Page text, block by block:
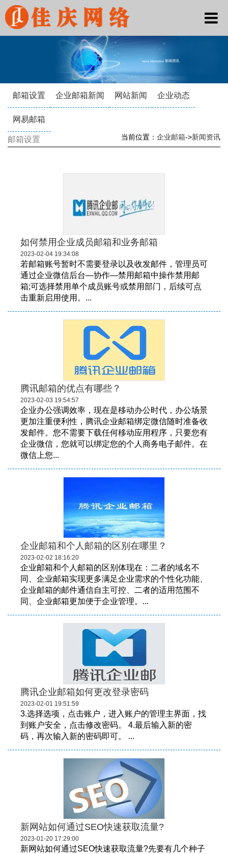
邮箱设置 企业邮箱新闻 网站新闻 企业动态
网易邮箱
邮箱设置 当前位置： 企业邮箱->新闻资讯
如何禁用企业成员邮箱和业务邮箱
2023-02-04 19:34:08
若邮箱账号暂时不需要登录以及收发邮件，管理员可
通过企业微信后台—协作—禁用邮箱中操作禁用邮
箱;可选择禁用单个成员账号或禁用部门，后续可点
击重新启用使用。...
腾讯邮箱的优点有哪些？
2023-02-03 19:54:57
企业办公强调效率，现在是移动办公时代，办公场景
更加注重便利性，腾讯企业邮箱绑定微信随时准备收
发邮件。您不需要下载任何移动应用程序，只要您有
企业微信，您就可以绑定您的个人商务电子邮件。在
微信上您...
企业邮箱和个人邮箱的区别在哪里？
2023-02-02 18:16:20
企业邮箱和个人邮箱的区别体现在：二者的域名不
同、企业邮箱实现更多满足企业需求的个性化功能、
企业邮箱的邮件通信自主可控、二者的适用范围不
同、企业邮箱更加便于企业管理。...
腾讯企业邮箱如何更改登录密码
2023-02-01 19:51:59
3.选择选项，点击账户，进入账户的管理主界面，找
到账户安全，点击修改密码。 4.最后输入新的密
码，再次输入新的密码即可。 ...
新网站如何通过SEO快速获取流量?
2023-01-20 17:29:00
新网站如何通过SEO快速获取流量?先要有几个种子